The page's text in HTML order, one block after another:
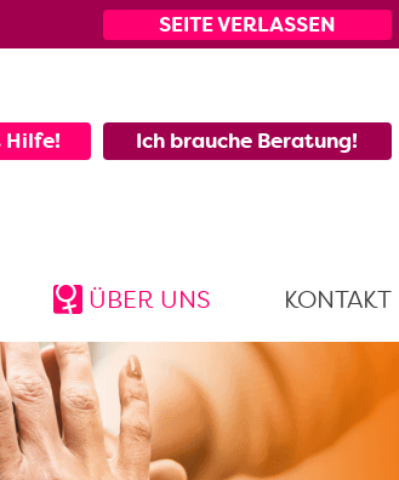
SEITE VERLASSEN
Hilfe! Ich brauche Beratung!
ÜBER UNS KONTAKT